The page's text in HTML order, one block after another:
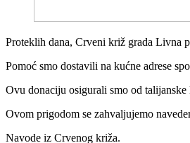
Proteklih dana, Crveni križ grada Livna
Pomoć smo dostavili na kućne adrese
Ovu donaciju osigurali smo od
Ovom prigodom se zahvaljujemo
Navode iz Crvenog križa.